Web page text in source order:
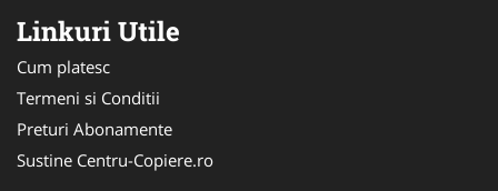
Linkuri Utile
Cum platesc
Termeni si Conditii
Preturi Abonamente
Sustine Centru-Copiere.ro